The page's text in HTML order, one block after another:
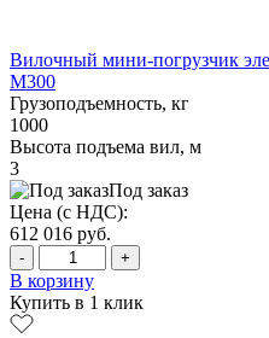
Вилочный мини-погрузчик
M300
Грузоподъемность, кг
1000
Высота подъема вил, м
3
Под заказ
Цена (с НДС):
612 016 руб.
- +
В корзину
Купить в 1 клик